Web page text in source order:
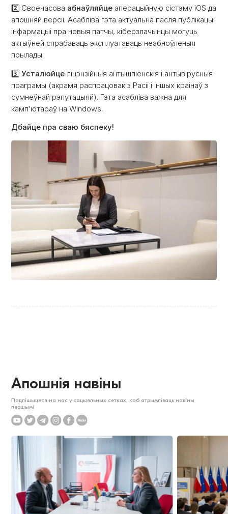
2️⃣ Своечасова абнаўляйце аперацыйную сістэму iOS да
апошняй версіі. Асабліва гэта актуальна пасля публікацыі
інфармацыі пра новыя патчы, кіберзлачынцы могуць
актыўней спрабаваць эксплуатаваць неабноўленыя
прылады.
3️⃣Усталюйце ліцэнзійныя антышпіёнскія і антывірусныя
праграмы (акрамя распрацовак з Расіі і іншых краінаў з
сумнеўнай рэпутацыяй). Гэта асабліва важна для
камп’ютараў на Windows.
Дбайце пра сваю бяспеку!
Апошнія навіны
Падпішыцеся на нас у сацыяльных сетках, каб атрымліваць навіны
першымі